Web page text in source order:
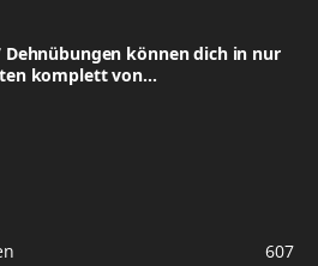
Dehnübungen können dich in nur
komplett von...
607